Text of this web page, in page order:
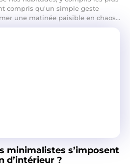
compris qu'un simple geste
une matinée paisible en chaos...
minimalistes s’imposent
d’intérieur ?